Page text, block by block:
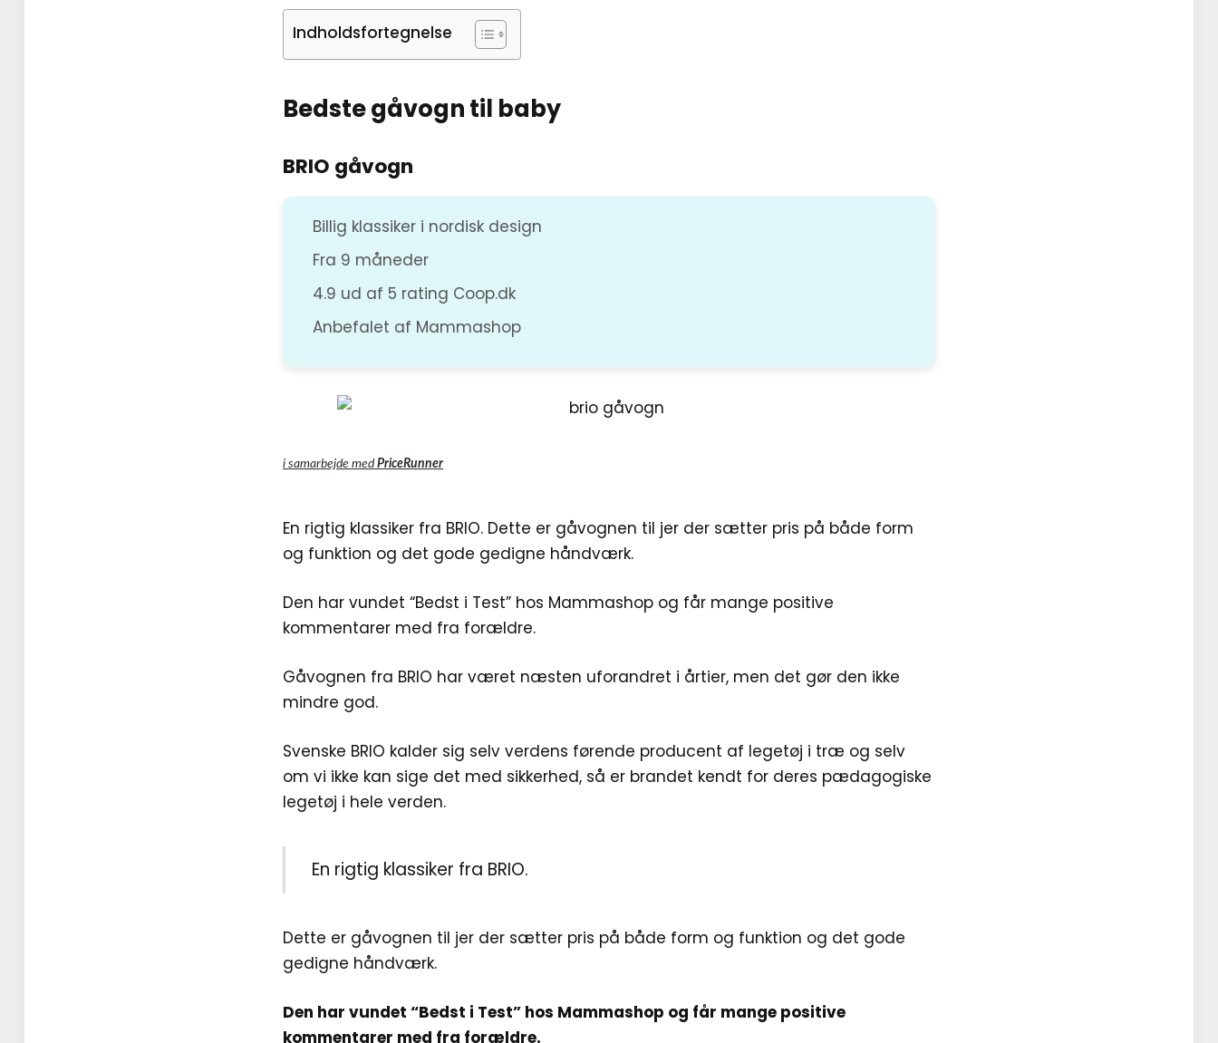
Indholdsfortegnelse
Bedste gåvogn til baby
BRIO gåvogn
Billig klassiker i nordisk design
Fra 9 måneder
4.9 ud af 5 rating Coop.dk
Anbefalet af Mammashop
i samarbejde med PriceRunner
En rigtig klassiker fra BRIO. Dette er gåvognen til jer der sætter pris på både form
og funktion og det gode gedigne håndværk.
Den har vundet “Bedst i Test” hos Mammashop og får mange positive
kommentarer med fra forældre.
Gåvognen fra BRIO har været næsten uforandret i årtier, men det gør den ikke
mindre god.
Svenske BRIO kalder sig selv verdens førende producent af legetøj i træ og selv
om vi ikke kan sige det med sikkerhed, så er brandet kendt for deres pædagogiske
legetøj i hele verden.
En rigtig klassiker fra BRIO.
Dette er gåvognen til jer der sætter pris på både form og funktion og det gode
gedigne håndværk.
Den har vundet “Bedst i Test” hos Mammashop og får mange positive
kommentarer med fra forældre.